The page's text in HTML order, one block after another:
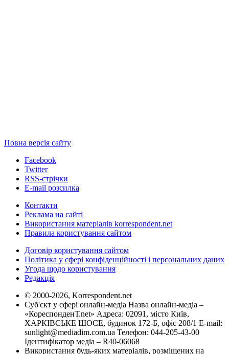
Повна версія сайту
Facebook
Twitter
RSS-стрічки
E-mail розсилка
Контакти
Реклама на сайті
Використання матеріалів korrespondent.net
Правила користування сайтом
Договір користування сайтом
Політика у сфері конфіденційності і персональних даних
Угода щодо користування
Редакція
© 2000-2026, Korrespondent.net
Суб'єкт у сфері онлайн-медіа Назва онлайн-медіа –
«КореспонденТ.net» Адреса: 02091, місто Київ,
ХАРКІВСЬКЕ ШОСЕ, будинок 172-Б, офіс 208/1 E-mail:
sunlight@mediadim.com.ua Телефон: 044-205-43-00
Ідентифікатор медіа – R40-06068
Використання будь-яких матеріалів, розміщених на